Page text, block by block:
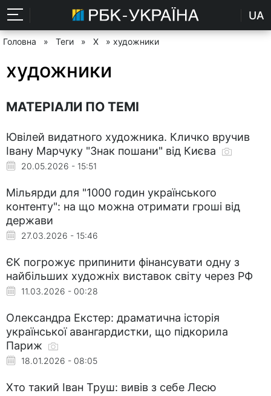
UA
Головна » Теги » Х » художники
художники
МАТЕРІАЛИ ПО ТЕМІ
Ювілей видатного художника. Кличко вручив
Івану Марчуку "Знак пошани" від Києва
20.05.2026 - 15:51
Мільярди для "1000 годин українського
контенту": на що можна отримати гроші від
держави
27.03.2026 - 15:46
ЄК погрожує припинити фінансувати одну з
найбільших художніх виставок світу через РФ
11.03.2026 - 00:28
Олександра Екстер: драматична історія
української авангардистки, що підкорила
Париж
18.01.2026 - 08:05
Хто такий Іван Труш: вивів з себе Лесю